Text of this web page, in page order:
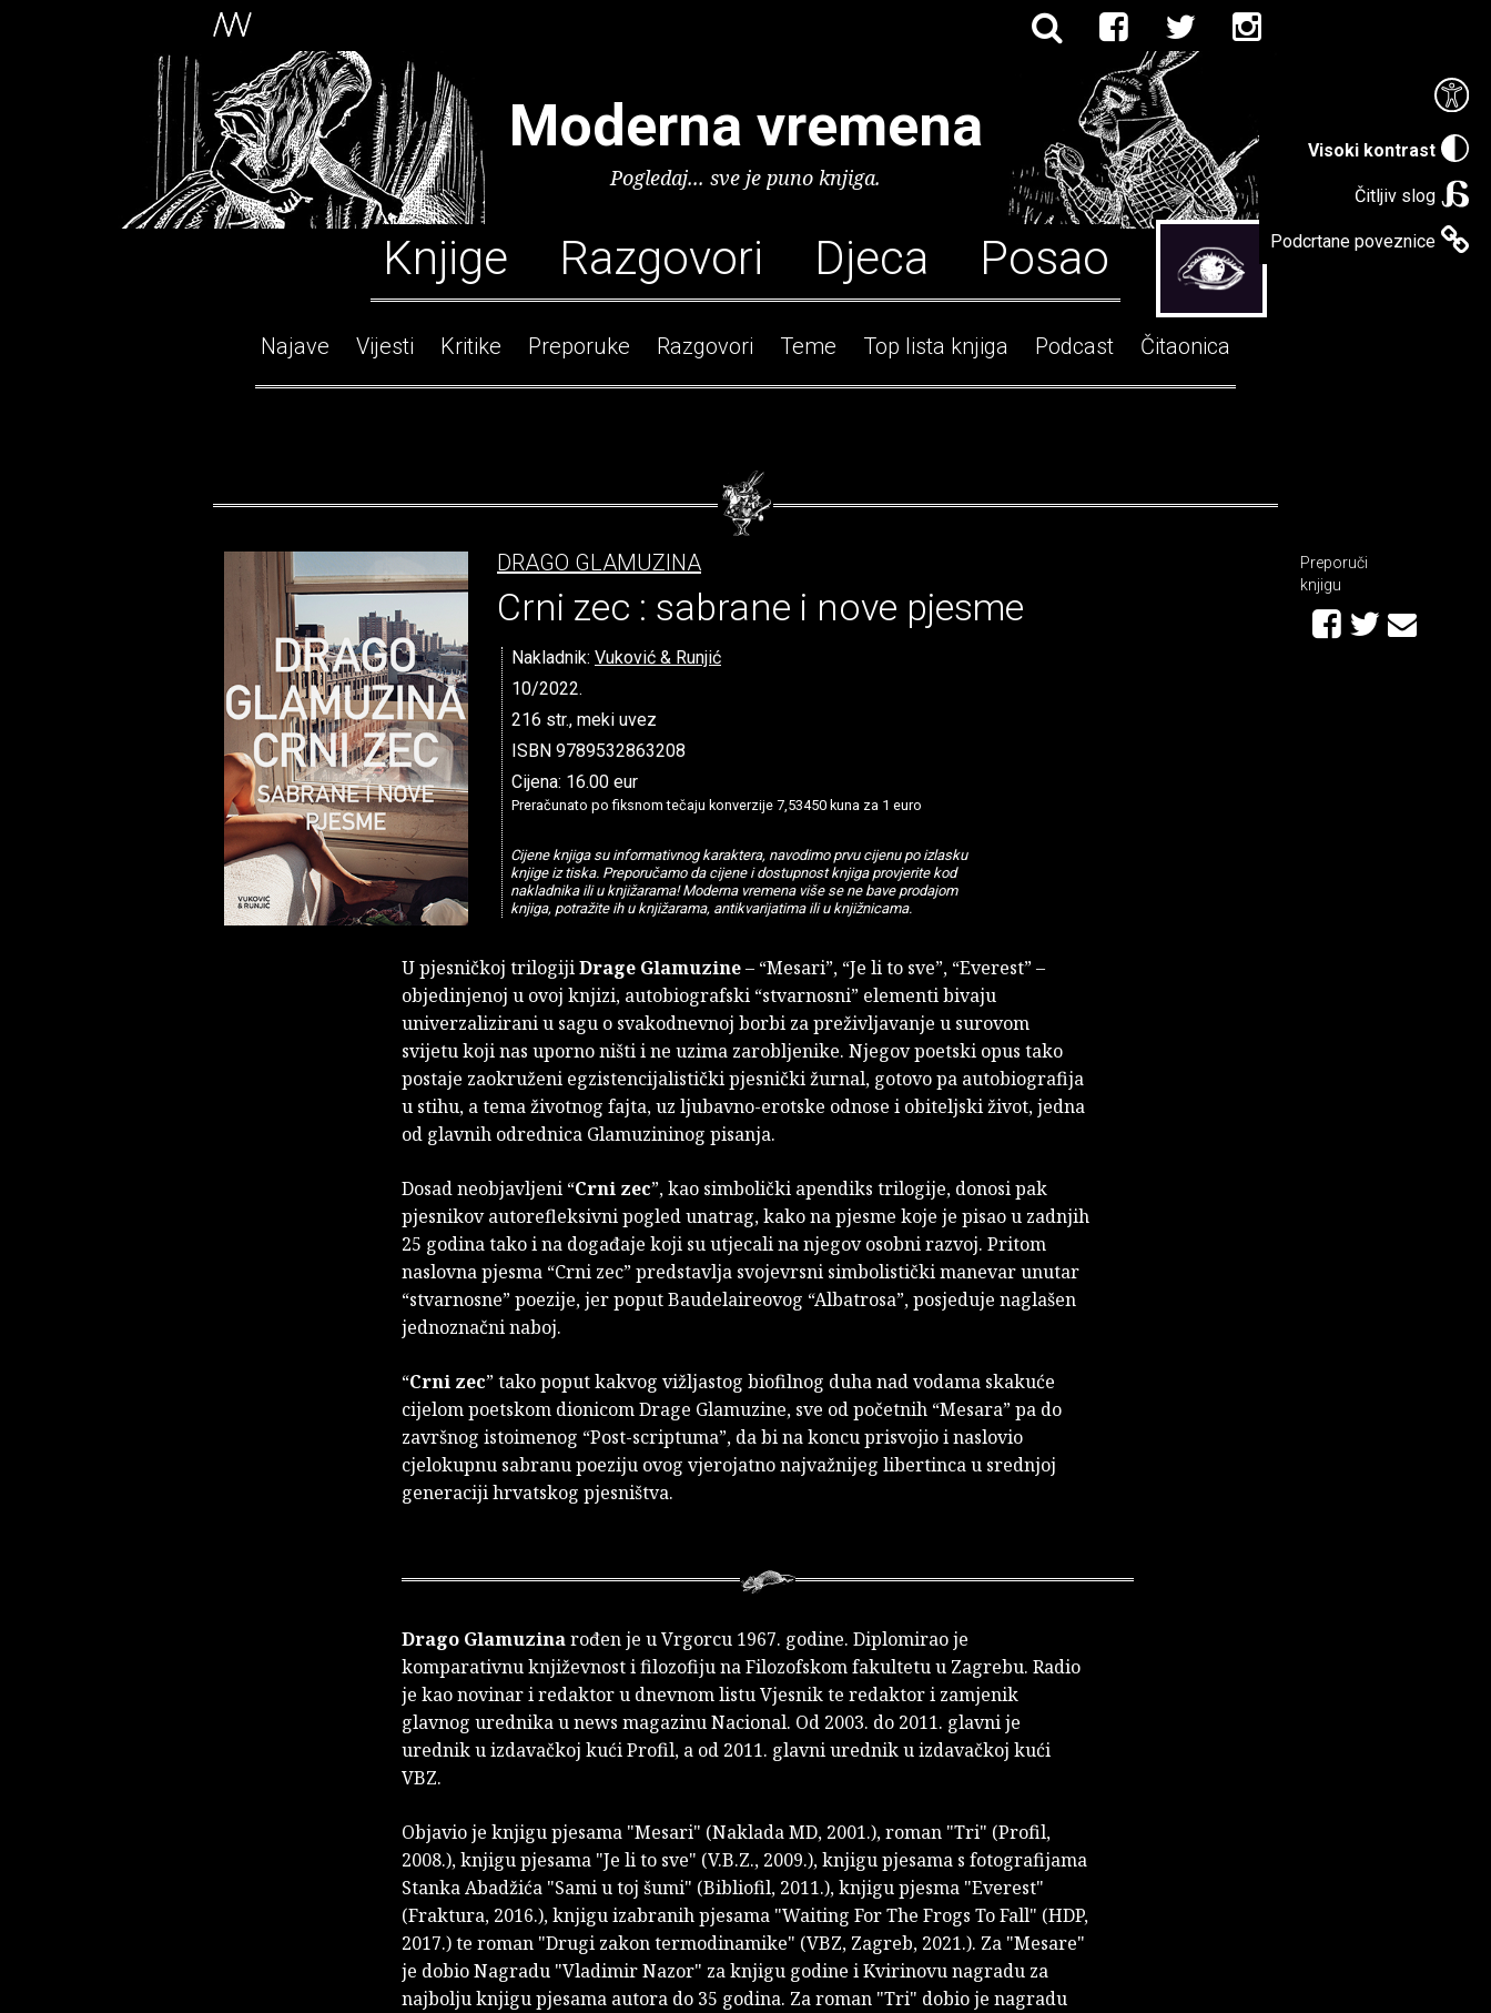
Visoki kontrast
Čitljiv slog
Podcrtane poveznice
Moderna vremena
Pogledaj... sve je puno knjiga.
Knjige Razgovori Djeca Posao
Najave Vijesti Kritike Preporuke Razgovori Teme Top lista knjiga Podcast Čitaonica
DRAGO GLAMUZINA
Crni zec : sabrane i nove pjesme
Nakladnik: Vuković & Runjić
10/2022.
216 str., meki uvez
ISBN 9789532863208
Cijena: 16.00 eur
Preračunato po fiksnom tečaju konverzije 7,53450 kuna za 1 euro
Cijene knjiga su informativnog karaktera, navodimo prvu cijenu po izlasku
knjige iz tiska. Preporučamo da cijene i dostupnost knjiga provjerite kod
nakladnika ili u knjižarama! Moderna vremena više se ne bave prodajom
knjiga, potražite ih u knjižarama, antikvarijatima ili u knjižnicama.
U pjesničkoj trilogijiDrage Glamuzine– “Mesari”, “Je li to sve”, “Everest” –
objedinjenoj u ovoj knjizi, autobiografski “stvarnosni” elementi bivaju
univerzalizirani u sagu o svakodnevnoj borbi za preživljavanje u surovom
svijetu koji nas uporno ništi i ne uzima zarobljenike. Njegov poetski opus tako
postaje zaokruženi egzistencijalistički pjesnički žurnal, gotovo pa autobiografija
u stihu, a tema životnog fajta, uz ljubavno-erotske odnose i obiteljski život, jedna
od glavnih odrednica Glamuzininog pisanja.
Dosad neobjavljeni “Crni zec”, kao simbolički apendiks trilogije, donosi pak
pjesnikov autorefleksivni pogled unatrag, kako na pjesme koje je pisao u zadnjih
25 godina tako i na događaje koji su utjecali na njegov osobni razvoj. Pritom
naslovna pjesma “Crni zec” predstavlja svojevrsni simbolistički manevar unutar
“stvarnosne” poezije, jer poput Baudelaireovog “Albatrosa”, posjeduje naglašen
jednoznačni naboj.
“Crni zec” tako poput kakvog vižljastog biofilnog duha nad vodama skakuće
cijelom poetskom dionicom Drage Glamuzine, sve od početnih “Mesara” pa do
završnog istoimenog “Post-scriptuma”, da bi na koncu prisvojio i naslovio
cjelokupnu sabranu poeziju ovog vjerojatno najvažnijeg libertinca u srednjoj
generaciji hrvatskog pjesništva.
Drago Glamuzinarođen je u Vrgorcu 1967. godine. Diplomirao je
komparativnu književnost i filozofiju na Filozofskom fakultetu u Zagrebu. Radio
je kao novinar i redaktor u dnevnom listu Vjesnik te redaktor i zamjenik
glavnog urednika u news magazinu Nacional. Od 2003. do 2011. glavni je
urednik u izdavačkoj kući Profil, a od 2011. glavni urednik u izdavačkoj kući
VBZ.
Objavio je knjigu pjesama "Mesari" (Naklada MD, 2001.), roman "Tri" (Profil,
2008.), knjigu pjesama "Je li to sve" (V.B.Z., 2009.), knjigu pjesama s fotografijama
Stanka Abadžića "Sami u toj šumi" (Bibliofil, 2011.), knjigu pjesma "Everest"
(Fraktura, 2016.), knjigu izabranih pjesama "Waiting For The Frogs To Fall" (HDP,
2017.) te roman "Drugi zakon termodinamike" (VBZ, Zagreb, 2021.). Za "Mesare"
je dobio Nagradu "Vladimir Nazor" za knjigu godine i Kvirinovu nagradu za
najbolju knjigu pjesama autora do 35 godina. Za roman "Tri" dobio je nagradu
Preporuči
knjigu